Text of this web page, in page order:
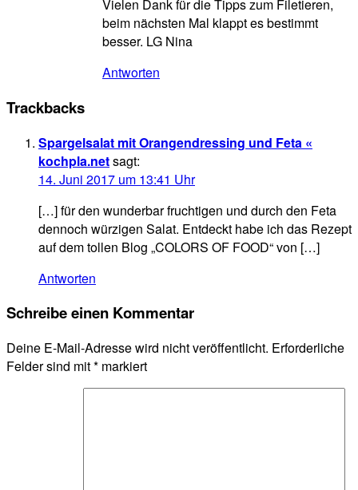
Vielen Dank für die Tipps zum Filetieren,
beim nächsten Mal klappt es bestimmt
besser. LG Nina
Antworten
Trackbacks
Spargelsalat mit Orangendressing und Feta «
kochpla.netsagt:
14. Juni 2017 um 13:41 Uhr
[…] für den wunderbar fruchtigen und durch den Feta
dennoch würzigen Salat. Entdeckt habe ich das Rezept
auf dem tollen Blog „COLORS OF FOOD“ von […]
Antworten
Schreibe einen Kommentar
Deine E-Mail-Adresse wird nicht veröffentlicht. Erforderliche
Felder sind mit* markiert